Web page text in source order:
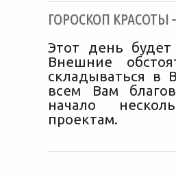
ГОРОСКОП КРАСОТЫ
Этот день
Внешние
складываться в
всем Вам
начало
проектам.